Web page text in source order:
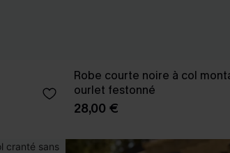
Robe courte noire à col
ourlet festonné
28,00 €